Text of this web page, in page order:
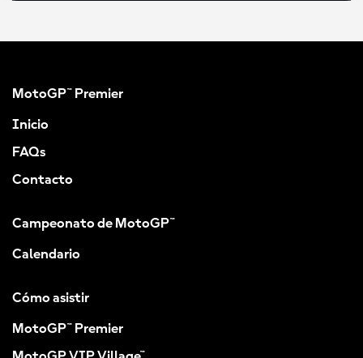
MotoGP™ Premier
Inicio
FAQs
Contacto
Campeonato de MotoGP™
Calendario
Cómo asistir
MotoGP™ Premier